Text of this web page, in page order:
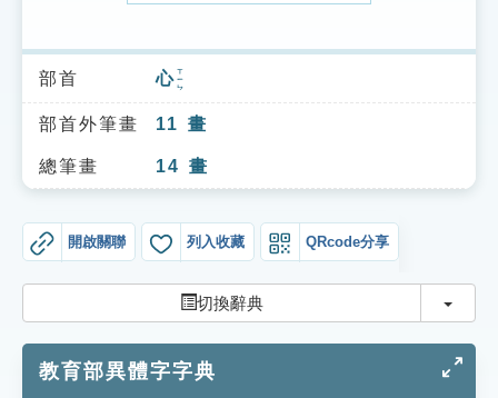
索引選單
知識索引
單字索引
遊戲專區
教學應用
貓頭鷹博士
部首 心ㄒㄧㄣ
部首外筆畫 11 畫
總筆畫 14 畫
開啟關聯 列入收藏 QRcode分享
切換辭典 切換
教育部異體字字典